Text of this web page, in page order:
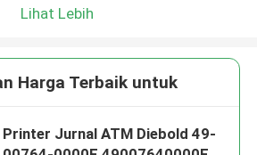
Lihat Lebih
Harga Terbaik untuk
Printer Jurnal ATM Diebold 49-